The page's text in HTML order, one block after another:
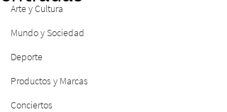
Arte y Cultura
Mundo y Sociedad
Deporte
Productos y Marcas
Conciertos